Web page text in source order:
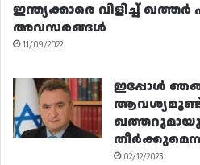
ഇന്ത്യക്കാരെ വിളിച്ച്
അവസരങ്ങൾ
11/09/2022
ഇപ്പോൾ
02/12/2023